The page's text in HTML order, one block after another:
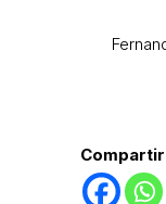
Compartir